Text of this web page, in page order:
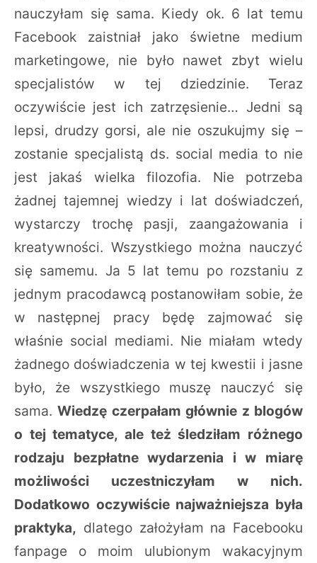
nauczyłam się sama. Kiedy ok. 6 lat temu
Facebook zaistniał jako świetne medium
marketingowe, nie było nawet zbyt wielu
specjalistów w tej dziedzinie. Teraz
oczywiście jest ich zatrzęsienie… Jedni są
lepsi, drudzy gorsi, ale nie oszukujmy się –
zostanie specjalistą ds. social media to nie
jest jakaś wielka filozofia. Nie potrzeba
żadnej tajemnej wiedzy i lat doświadczeń,
wystarczy trochę pasji, zaangażowania i
kreatywności. Wszystkiego można nauczyć
się samemu. Ja 5 lat temu po rozstaniu z
jednym pracodawcą postanowiłam sobie, że
w następnej pracy będę zajmować się
właśnie social mediami. Nie miałam wtedy
żadnego doświadczenia w tej kwestii i jasne
było, że wszystkiego muszę nauczyć się
sama.Wiedzę czerpałam głównie z blogów
o tej tematyce, ale też śledziłam różnego
rodzaju bezpłatne wydarzenia i w miarę
możliwości uczestniczyłam w nich.
Dodatkowo oczywiście najważniejsza była
praktyka, dlatego założyłam na Facebooku
fanpage o moim ulubionym wakacyjnym